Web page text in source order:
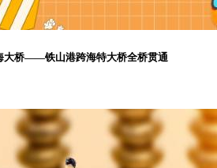
大桥——铁山港跨海特大桥全桥贯通